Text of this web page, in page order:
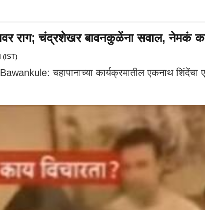
राग; चंद्रशेखर बावनकुळेंना सवाल, नेमकं
(IST)
चहापानाच्या कार्यक्रमातील एकनाथ शिंदेंचा